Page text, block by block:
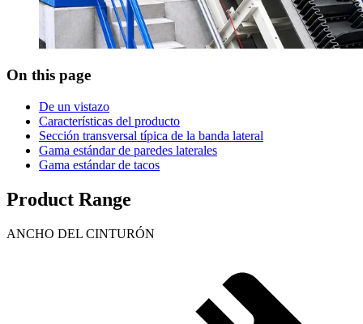
On this page
De un vistazo
Características del producto
Sección transversal típica de la banda lateral
Gama estándar de paredes laterales
Gama estándar de tacos
Product Range
ANCHO DEL CINTURÓN